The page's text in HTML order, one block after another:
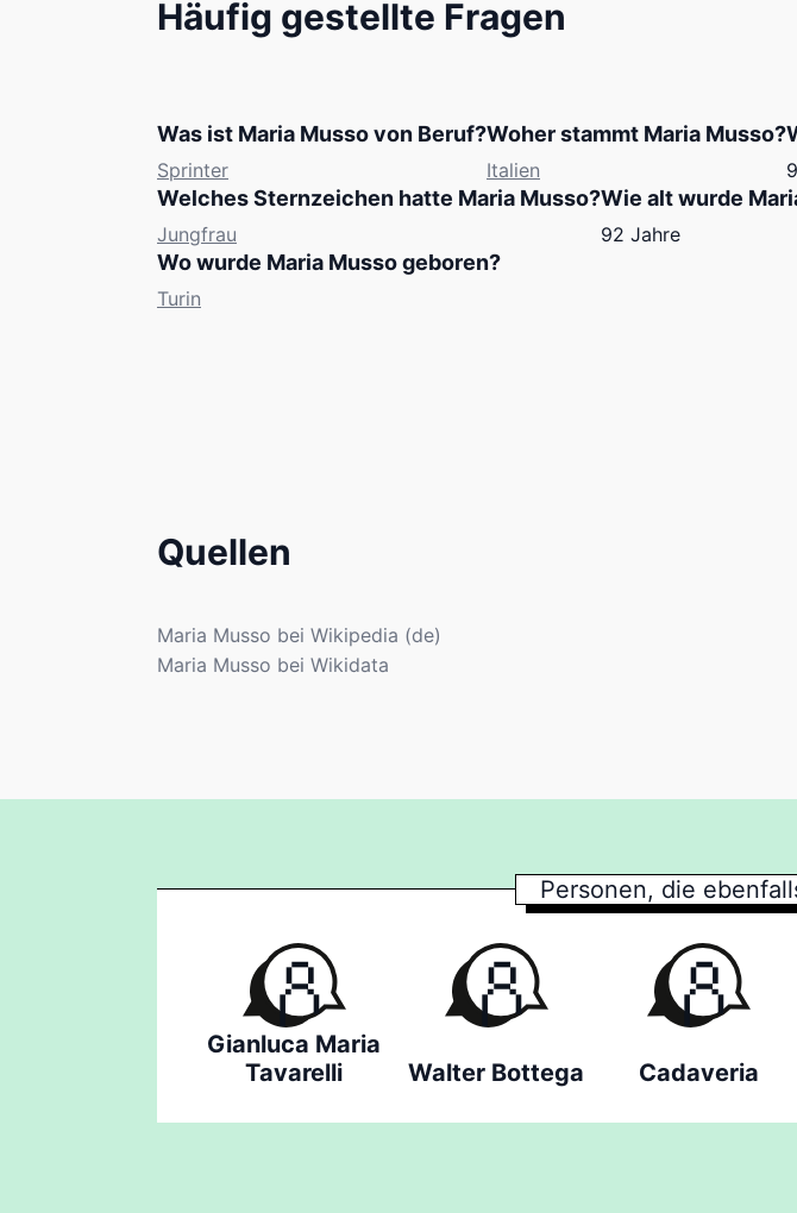
Häufig gestellte Fragen
Was ist Maria Musso von Beruf?
Sprinter
Woher stammt Maria Musso?
Italien
Welches Sternzeichen hatte Maria Musso?
Jungfrau
Wie alt wurde
92 Jahre
Wo wurde Maria Musso geboren?
Turin
Quellen
Maria Musso bei Wikipedia (de)
Maria Musso bei Wikidata
Personen, die
Gianluca Maria
Tavarelli
Walter Bottega Cadaveria